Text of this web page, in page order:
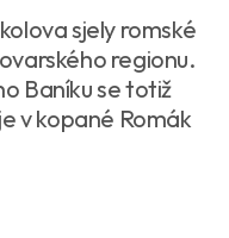
sjely romské
regionu.
Baníku se totiž
v kopané Romák